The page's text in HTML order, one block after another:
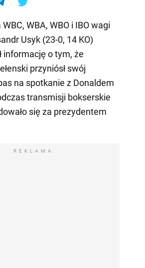
WBA, WBO i IBO wagi
Usyk (23-0, 14 KO)
informację o tym, że
przyniósł swój
na spotkanie z Donaldem
transmisji bokserskie
się za prezydentem
REKLAMA